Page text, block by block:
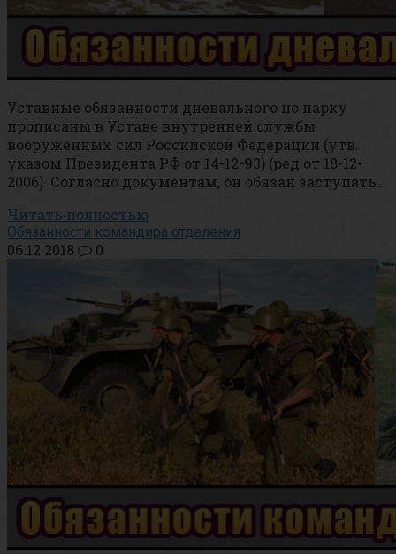
Уставные обязанности дневального по парку
прописаны в Уставе внутренней службы
вооруженных сил Российской Федерации (утв.
указом Президента РФ от 14-12-93) (ред от 18-12-
2006). Согласно документам, он обязан заступать…
Читать полностью
Обязанности командира отделения
06.12.2018 0